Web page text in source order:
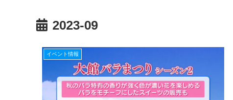
2023-09
イベント情報